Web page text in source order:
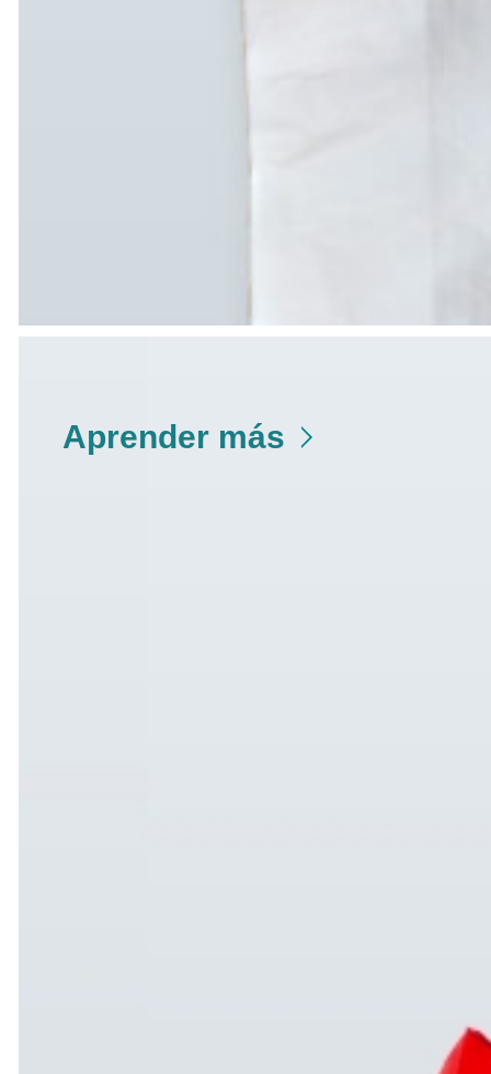
Aprender más